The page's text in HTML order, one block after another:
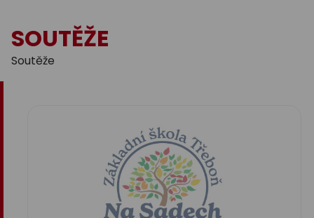
SOUTĚŽE
Soutěže